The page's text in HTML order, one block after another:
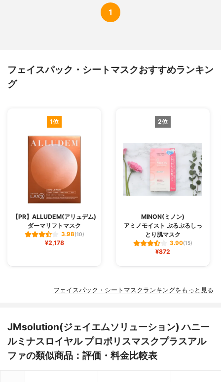
1
フェイスパック・シートマスクおすすめランキン
グ
1位
【PR】ALLUDEM(アリュデム)
ダーマリフトマスク
3.98(10)
¥2,178
2位
MINON(ミノン)
アミノモイスト ぷるぷるしっ
とり肌マスク
3.90(15)
¥872
フェイスパック・シートマスクランキングをもっと見る
JMsolution(ジェイエムソリューション) ハニー
ルミナスロイヤル プロポリスマスクプラスアル
ファの類似商品：評価・料金比較表